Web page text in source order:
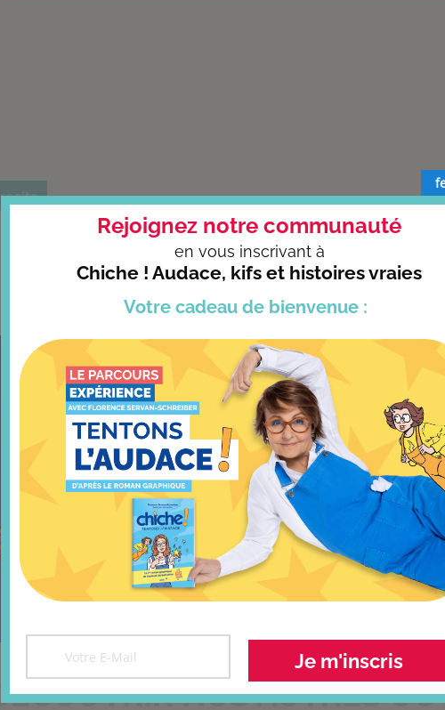
Partager cet outil sur votre site
CONFÉRENCES
Florence intervient auprès des entreprises, du
d’établissements d’enseignements supérieur
autour des sujets développés dans ses
Voir toutes les conférences
CONTACTEZ-NOUS >
DÉCOUVRIR NOS AUTRES
Votre cadeau de bienvenue :
Rejoignez notre communauté
en vous inscrivant à
Chiche ! Audace, kifs et histoires vraies
Je m'inscris